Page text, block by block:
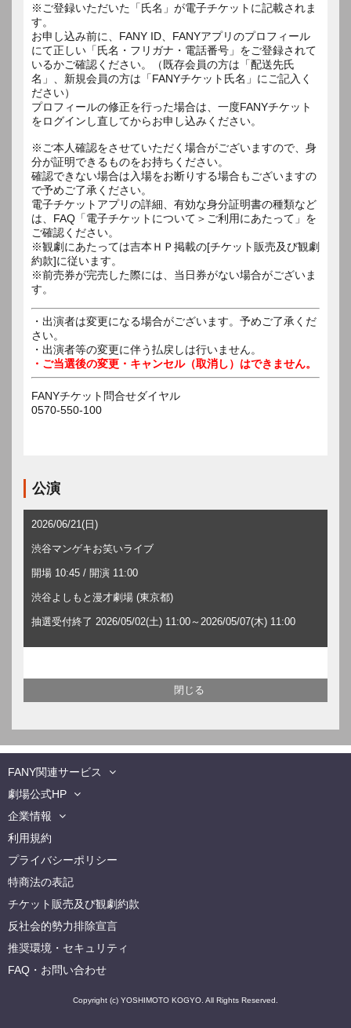
※ご登録いただいた「氏名」が電子チケットに記載されま
す。
お申し込み前に、FANY ID、FANYアプリのプロフィール
にて正しい「氏名・フリガナ・電話番号」をご登録されて
いるかご確認ください。（既存会員の方は「配送先氏
名」、新規会員の方は「FANYチケット氏名」にご記入く
ださい）
プロフィールの修正を行った場合は、一度FANYチケット
をログインし直してからお申し込みください。
※ご本人確認をさせていただく場合がございますので、身
分が証明できるものをお持ちください。
確認できない場合は入場をお断りする場合もございますの
で予めご了承ください。
電子チケットアプリの詳細、有効な身分証明書の種類など
は、FAQ「電子チケットについて＞ご利用にあたって」を
ご確認ください。
※観劇にあたっては吉本ＨＰ掲載の[チケット販売及び観劇
約款]に従います。
※前売券が完売した際には、当日券がない場合がございま
す。
・出演者は変更になる場合がございます。予めご了承くだ
さい。
・出演者等の変更に伴う払戻しは行いません。
・ご当選後の変更・キャンセル（取消し）はできません。
FANYチケット問合せダイヤル
0570-550-100
公演
2026/06/21(日)
渋谷マンゲキお笑いライブ
開場 10:45 / 開演 11:00
渋谷よしもと漫才劇場 (東京都)
抽選受付終了 2026/05/02(土) 11:00～2026/05/07(木) 11:00
FANY関連サービス
劇場公式HP
企業情報
利用規約
プライバシーポリシー
特商法の表記
チケット販売及び観劇約款
反社会的勢力排除宣言
推奨環境・セキュリティ
FAQ・お問い合わせ
Copyright (c) YOSHIMOTO KOGYO. All Rights Reserved.